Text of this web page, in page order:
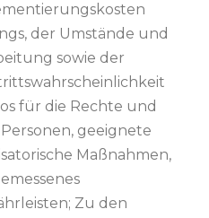
der Umstände und
sowie der
für die Rechte und
geeignete
Maßnahmen,
Zu den